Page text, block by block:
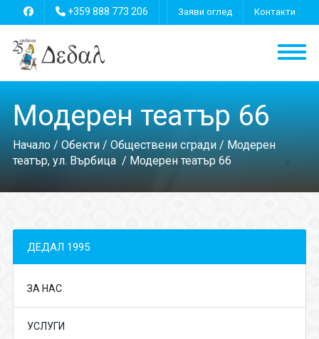
+359 888 773 206 Заяви оглед Контакти
Модерен театър 66
Начало/ Обекти/ Обществени сгради/ Модерен
театър, ул. Върбица / Модерен театър 66
ДЕДАЛ 1995
ЗА НАС
УСЛУГИ